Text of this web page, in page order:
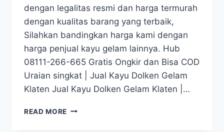
dengan legalitas resmi dan harga termurah
dengan kualitas barang yang terbaik,
Silahkan bandingkan harga kami dengan
harga penjual kayu gelam lainnya. Hub
08111-266-665 Gratis Ongkir dan Bisa COD
Uraian singkat | Jual Kayu Dolken Gelam
Klaten Jual Kayu Dolken Gelam Klaten |…
READ MORE JUAL